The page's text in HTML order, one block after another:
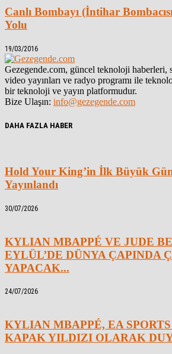
Canlı Bombayı (İntihar
Yolu
19/03/2016
Gezegende.com, güncel teknoloji haberleri,
video yayınları ve radyo programı ile
bir teknoloji ve yayın platformudur.
Bize Ulaşın: info@gezegende.com
DAHA FAZLA HABER
Hold Your King’in İlk Büyük
Yayınlandı
30/07/2026
KYLIAN MBAPPÉ VE JUDE
EYLÜL’DE DÜNYA ÇAPINDA
YAPACAK...
24/07/2026
KYLIAN MBAPPÉ, EA
KAPAK YILDIZI OLARAK